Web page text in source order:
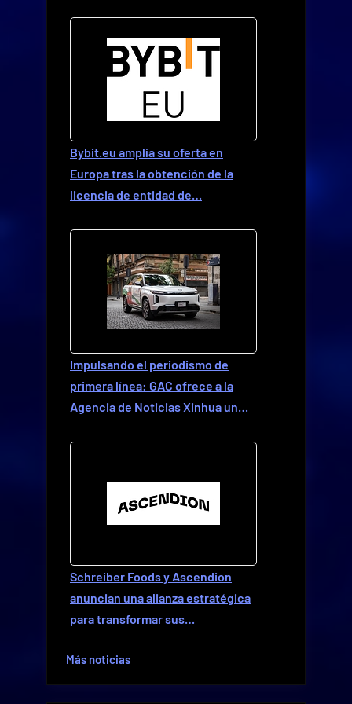
Bybit.eu amplía su oferta en
Europa tras la obtención de la
licencia de entidad de…
Impulsando el periodismo de
primera línea: GAC ofrece a la
Agencia de Noticias Xinhua un…
Schreiber Foods y Ascendion
anuncian una alianza estratégica
para transformar sus…
Más noticias